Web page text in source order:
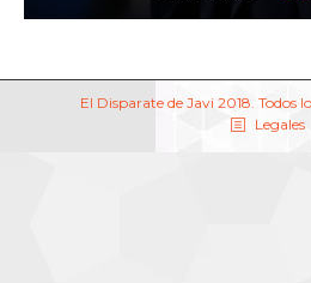
El Disparate de Javi 2018. Todos
Legales